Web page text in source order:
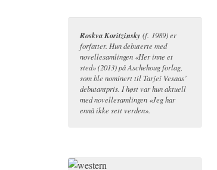
Roskva Koritzinsky (f. 1989) er
forfatter. Hun debuterte med
novellesamlingen «Her inne et
sted» (2013) på Aschehoug forlag,
som ble nominert til Tarjei Vesaas’
debutantpris. I høst var hun aktuell
med novellesamlingen «Jeg har
ennå ikke sett verden».